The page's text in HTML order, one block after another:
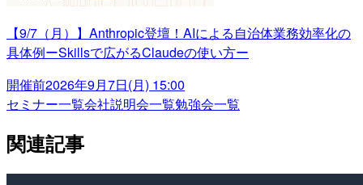
【9/7（月）】Anthropic登壇！AIによる自治体業務効率化の
具体例ーSkillsで広がるClaudeの使い方ー
開催前2026年9月7日(月) 15:00
セミナー一覧会社説明会一覧勉強会一覧
関連記事